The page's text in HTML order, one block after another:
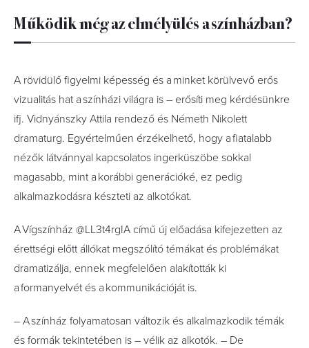
Működik még az elmélyülés a színházban?
A rövidülő figyelmi képesség és a minket körülvevő erős
vizualitás hat a színházi világra is – erősíti meg kérdésünkre
ifj. Vidnyánszky Attila rendező és Németh Nikolett
dramaturg. Egyértelműen érzékelhető, hogy a fiatalabb
nézők látvánnyal kapcsolatos ingerküszöbe sokkal
magasabb, mint a korábbi generációké, ez pedig
alkalmazkodásra készteti az alkotókat.
A Vígszínház @LL3t4rgIA című új előadása kifejezetten az
érettségi előtt állókat megszólító témákat és problémákat
dramatizálja, ennek megfelelően­ alakították ki
a formanyelvét és a kommunikációját is.
– A színház folyamatosan változik és alkalmazkodik témák
és formák tekintetében is – vélik az alkotók. – De